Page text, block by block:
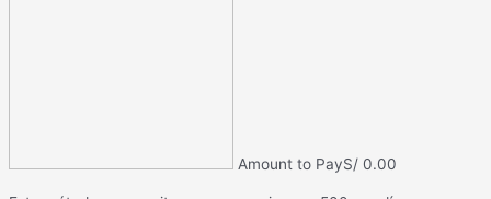
Amount to PayS/ 0.00